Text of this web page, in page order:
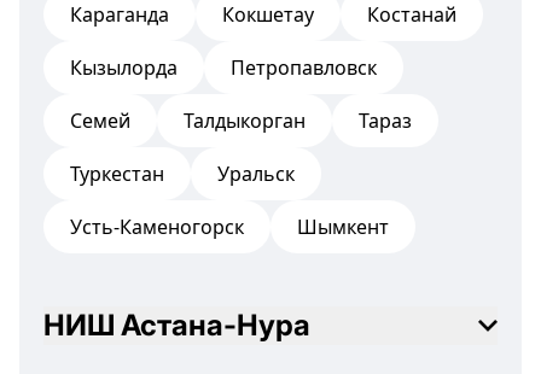
Караганда
Кокшетау
Костанай
Кызылорда
Петропавловск
Семей
Талдыкорган
Тараз
Туркестан
Уральск
Усть-Каменогорск
Шымкент
НИШ Астана-Нура